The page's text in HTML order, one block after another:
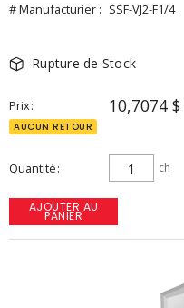
# Manufacturier : SSF-VJ2-F1/4
Rupture de Stock
Prix 10,7074 $
AUCUN RETOUR
Quantité ch
AJOUTER AU
PANIER